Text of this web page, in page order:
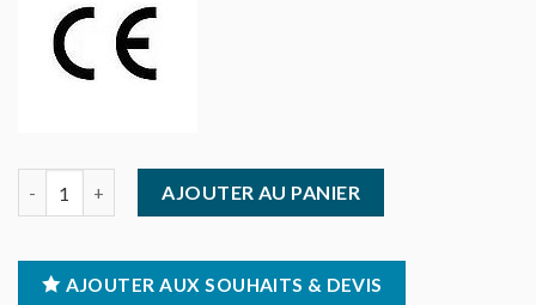
AJOUTER AU PANIER
AJOUTER AUX SOUHAITS & DEVIS